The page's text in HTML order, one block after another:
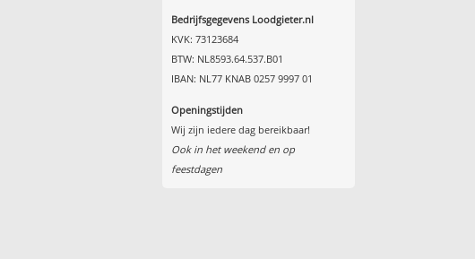
Bedrijfsgegevens Loodgieter.nl
KVK: 73123684
BTW: NL8593.64.537.B01
IBAN: NL77 KNAB 0257 9997 01
Openingstijden
Wij zijn iedere dag bereikbaar!
Ook in het weekend en op
feestdagen